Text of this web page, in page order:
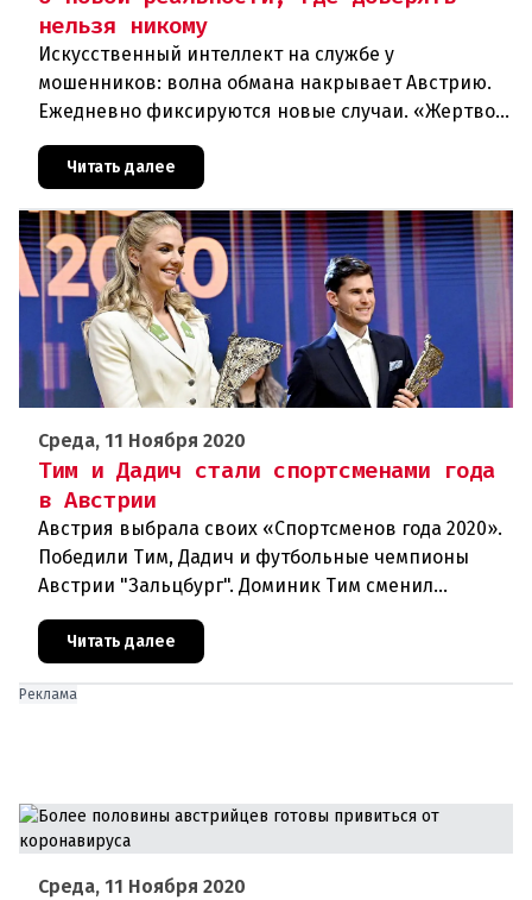
нельзя никому
Искусственный интеллект на службе у
мошенников: волна обмана накрывает Австрию.
Ежедневно фиксируются новые случаи. «Жертвой
интернете с использованием искус
Читать далее
Среда, 11 Ноября 2020
Тим и Дадич стали спортсменами года
в Австрии
Австрия выбрала своих «Спортсменов года 2020».
Победили Тим, Дадич и футбольные чемпионы
Австрии "Зальцбург". Доминик Тим сменил
постоянного победителя Марселя Хиршера в
ранге Спортсмена года. На выбо
Читать далее
Реклама
Среда, 11 Ноября 2020